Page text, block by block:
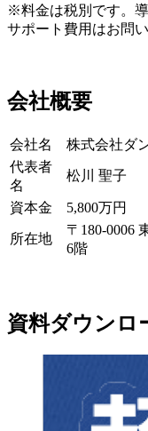
※料金は税別です。
サポート費用はお問
会社概要
会社名
株式会社ダ
代表者
名
松川 聖子
資本金 5,800万円
所在地
〒180-0006
6階
資料ダウンロ